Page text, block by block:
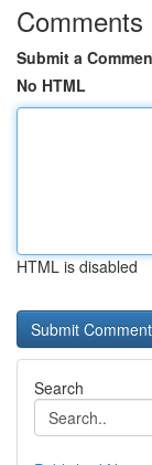
Comments
Submit a
No HTML
HTML is disabled
Search